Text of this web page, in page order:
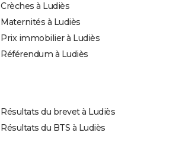
Crèches à Ludiès
Maternités à Ludiès
Prix immobilier à Ludiès
Référendum à Ludiès
Résultats du brevet à Ludiès
Résultats du BTS à Ludiès